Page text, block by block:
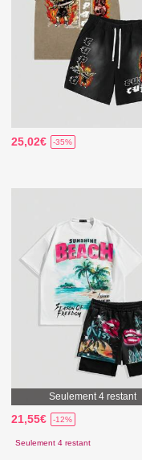
25,02€ -35%
Seulement 4 restant
21,55€ -12%
Seulement 4 restant